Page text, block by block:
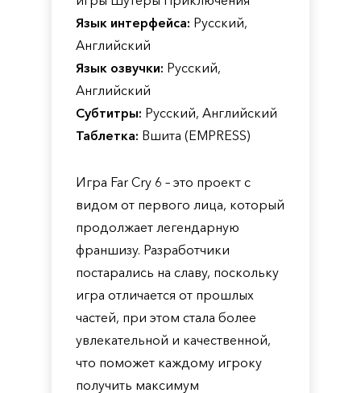
Язык интерфейса: Русский,
Английский
Язык озвучки: Русский,
Английский
Субтитры: Русский, Английский
Таблетка: Вшита (EMPRESS)
Игра Far Cry 6 – это проект с
видом от первого лица, который
продолжает легендарную
франшизу. Разработчики
постарались на славу, поскольку
игра отличается от прошлых
частей, при этом стала более
увлекательной и качественной,
что поможет каждому игроку
получить максимум